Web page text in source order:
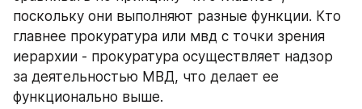
поскольку они выполняют разные функции. Кто
главнее прокуратура или мвд с точки зрения
иерархии - прокуратура осуществляет надзор
за деятельностью МВД, что делает ее
функционально выше.